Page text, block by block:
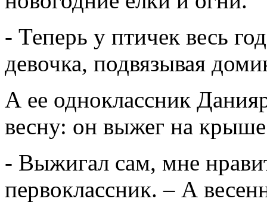
- Теперь у птичек весь
девочка, подвязывая
А ее одноклассник
весну: он выжег на
- Выжигал сам, мне
первоклассник. – А